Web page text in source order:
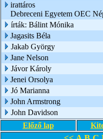
irattáros
Debreceni Egyetem OEC
írták: Bálint Mónika
Jagasits Béla
Jakab György
Jane Nelson
Jávor Károly
Jenei Orsolya
Jó Marianna
John Armstrong
John Davidson
Előző lap